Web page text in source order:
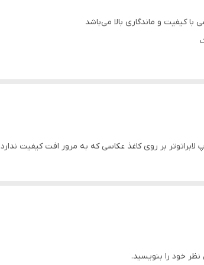
با کیفیت و ماندگاری بالا می‌باشد
لابراتوتر بر روی کاغذ عکاسی که به مرور افت کیفیت ندارد
خود را بنویسید.